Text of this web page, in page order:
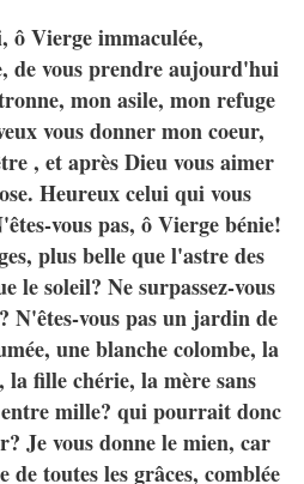
ô Vierge immaculée,
de vous prendre aujourd'hui
mon asile, mon refuge
vous donner mon coeur,
, et après Dieu vous aimer
Heureux celui qui vous
vous pas, ô Vierge bénie!
plus belle que l'astre des
le soleil? Ne surpassez-vous
N'êtes-vous pas un jardin de
une blanche colombe, la
la fille chérie, la mère sans
mille? qui pourrait donc
Je vous donne le mien, car
de toutes les grâces, comblée